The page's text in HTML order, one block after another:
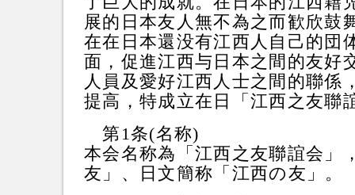
展的日本友人無不為之而歓欣鼓
在在日本還没有江西人自己的
面，促進江西与日本之間的友好
人員及愛好江西人士之間的聯係
提高，特成立在日「江西之友聯
第1条(名称)
本会名称為「江西之友聯誼会」
友」、日文簡称「江西の友」。